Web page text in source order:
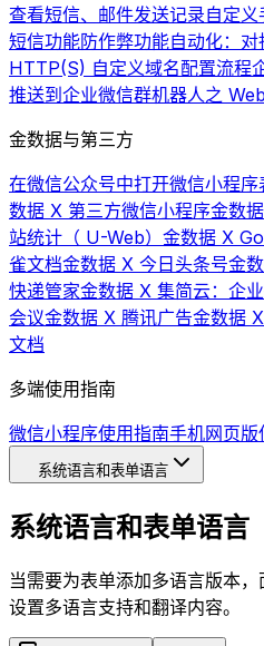
查看短信、邮件发送记录自定义
短信功能防作弊功能自动化：
HTTP(S) 自定义域名配置流程
推送到企业微信群机器人之
金数据与第三方
在微信公众号中打开微信小程序
数据 X 第三方微信小程序金数
站统计（ U-Web） 金数据 X
雀文档金数据 X 今日头条号金
快递管家金数据 X 集简云：企
会议金数据 X 腾讯广告金数据
文档
多端使用指南
微信小程序使用指南手机网页版
系统语言和表单语言
系统语言和表单语言
当需要为表单添加多语言版本
设置多语言支持和翻译内容。